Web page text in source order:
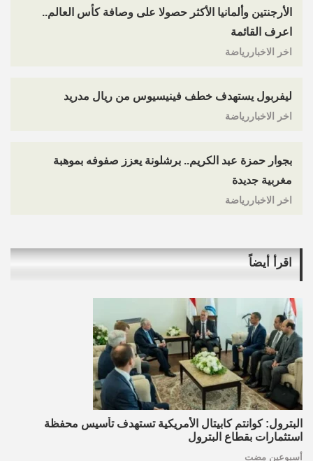
الأرجنتين وألمانيا الأكثر حصولا على وصافة كأس العالم..
اعرف القائمة
اخر الاخباررياضة
ليفربول يستهدف خطف فينيسيوس من ريال مدريد
اخر الاخباررياضة
بجوار حمزة عبد الكريم.. برشلونة يعزز صفوفه بموهبة
مغربية جديدة
اخر الاخباررياضة
اقرأ أيضاً
البترول: كوانتم كابيتال الأمريكية تستهدف تأسيس محفظة
استثمارات بقطاع البترول
أسبوعين مضت